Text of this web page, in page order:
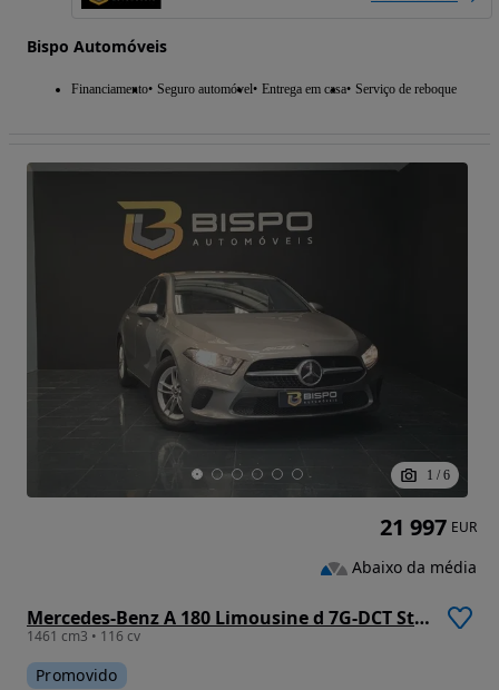
Bispo Automóveis
Financiamento Seguro automóvel Entrega em casa Serviço de reboque
1 / 6
Mercedes-Benz A 180 Limousine d 7G-DCT Style
1461 cm3 • 116 cv
Promovido
21 997 EUR
Abaixo da média